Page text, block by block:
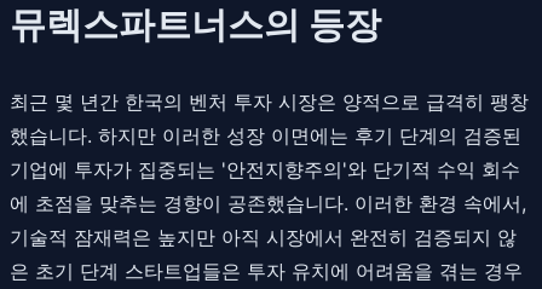
뮤렉스파트너스의 등장
최근 몇 년간 한국의 벤처 투자 시장은 양적으로 급격히 팽창
했습니다. 하지만 이러한 성장 이면에는 후기 단계의 검증된
기업에 투자가 집중되는 '안전지향주의'와 단기적 수익 회수
에 초점을 맞추는 경향이 공존했습니다. 이러한 환경 속에서,
기술적 잠재력은 높지만 아직 시장에서 완전히 검증되지 않
은 초기 단계 스타트업들은 투자 유치에 어려움을 겪는 경우